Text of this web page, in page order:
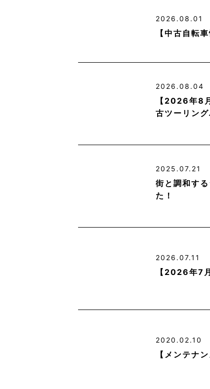
2026.08.01
【中古自転
2026.08.04
【2026年8
古ツーリング
2025.07.21
街と調和す
た！
2026.07.11
【2026年7
2020.02.10
【メンテナ